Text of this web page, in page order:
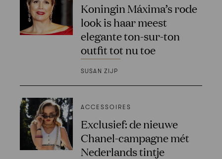
Koningin Máxima’s rode
look is haar meest
elegante ton-sur-ton
outfit tot nu toe
SUSAN ZIJP
ACCESSOIRES
Exclusief: de nieuwe
Chanel-campagne mét
Nederlands tintje